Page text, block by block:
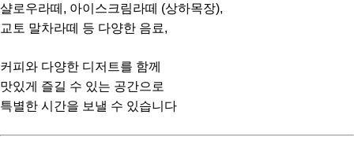
샬로우라떼, 아이스크림라떼 (상하목장),
교토 말차라떼 등 다양한 음료,
커피와 다양한 디저트를 함께
맛있게 즐길 수 있는 공간으로
특별한 시간을 보낼 수 있습니다